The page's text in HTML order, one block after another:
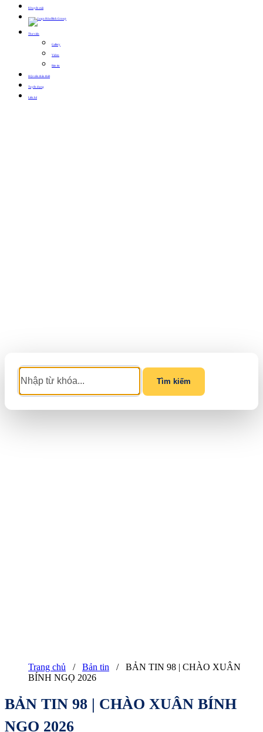
Khuyến mãi
Thư viện
Gallery
Video
Bản tin
Hội viên thân thiết
Tuyển dụng
Liên hệ
Tìm kiếm
Trang chủ / Bản tin / BẢN TIN 98 | CHÀO XUÂN
BÍNH NGỌ 2026
BẢN TIN 98 | CHÀO XUÂN BÍNH
NGỌ 2026